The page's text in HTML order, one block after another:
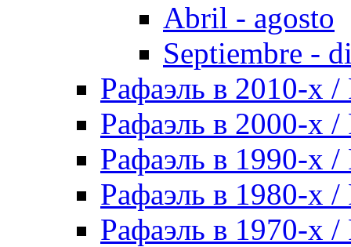
Abril - agosto
Septiembre -
Рафаэль в 2010-х /
Рафаэль в 2000-х /
Рафаэль в 1990-х /
Рафаэль в 1980-х /
Рафаэль в 1970-х /